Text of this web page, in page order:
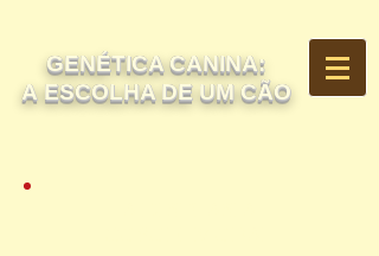
GENÉTICA CANINA:
A ESCOLHA DE UM CÃO